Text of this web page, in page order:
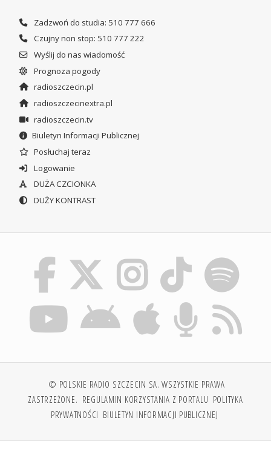
Zadzwoń do studia: 510 777 666
Czujny non stop: 510 777 222
Wyślij do nas wiadomość
Prognoza pogody
radioszczecin.pl
radioszczecinextra.pl
radioszczecin.tv
Biuletyn Informacji Publicznej
Posłuchaj teraz
Logowanie
DUŻA CZCIONKA
DUŻY KONTRAST
© POLSKIE RADIO SZCZECIN SA. WSZYSTKIE PRAWA
ZASTRZEŻONE. REGULAMIN KORZYSTANIA Z PORTALU POLITYKA
PRYWATNOŚCI BIULETYN INFORMACJI PUBLICZNEJ